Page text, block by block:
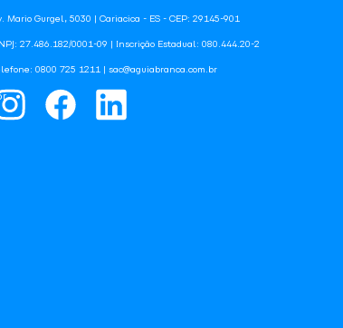
Mario Gurgel, 5030 | Cariacica - ES - CEP: 29145-901
27.486.182/0001-09 | Inscrição Estadual: 080.444.20-2
0800 725 1211 | sac@aguiabranca.com.br